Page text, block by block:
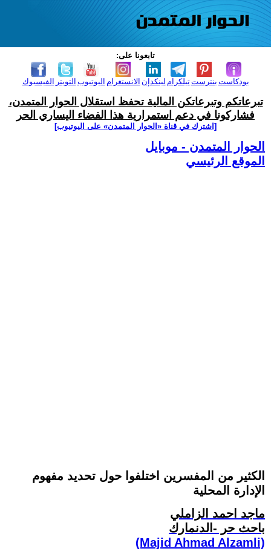
تابعونا على:
الفيسبوك التويتر اليوتيوب الانستغرام لينكدإن تيلكرامبنترست بودكاست
تبرعاتكم وتبرعاتكن المالية تحفظ استقلال الحوار المتمدن،
فشاركونا في دعم استمرارية هذا الفضاء اليساري الحر
[اشترك في قناة ‫«الحوار المتمدن» على اليوتيوب]
الحوار المتمدن - موبايل
الموقع الرئيسي
الكثير من المفسرين اختلفوا حول تحديد مفهوم
الإدارة المحلية
ماجد احمد الزاملي
باحث حر -الدنمارك
(Majid Ahmad Alzamli)